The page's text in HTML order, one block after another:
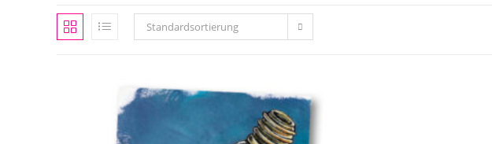
Standardsortierung